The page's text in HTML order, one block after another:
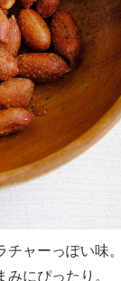
ャーっぽい味
にぴったり。